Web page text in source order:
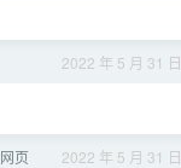
2022 年 5 月 31 日
2022 年 5 月 31 日
页